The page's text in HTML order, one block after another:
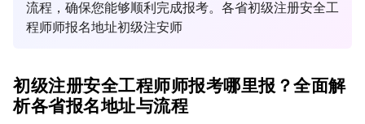
流程，确保您能够顺利完成报考。各省初级注册安全工
程师师报名地址初级注安师
初级注册安全工程师师报考哪里报？全面解
析各省报名地址与流程